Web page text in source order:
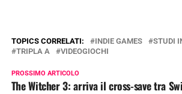
TOPICS CORRELATI: INDIE GAMES
STUDI
TRIPLA A
VIDEOGIOCHI
PROSSIMO ARTICOLO
The Witcher 3: arriva il cross-save tra